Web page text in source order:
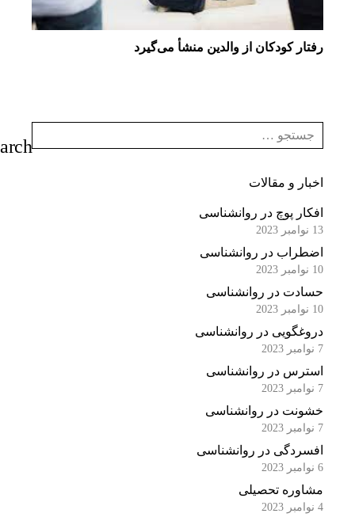
رفتار كودكان از والدین منشأ می‌گیرد
اخبار و مقالات
افکار پوچ در روانشناسی
اضطراب در روانشناسی
حسادت در روانشناسی
دروغگویی در روانشناسی
استرس در روانشناسی
خشونت در روانشناسی
افسردگی در روانشناسی
مشاوره تحصیلی